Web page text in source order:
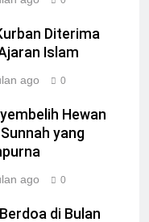
Diterima
Islam
ago 0
Hewan
yang
ago 0
di Bulan